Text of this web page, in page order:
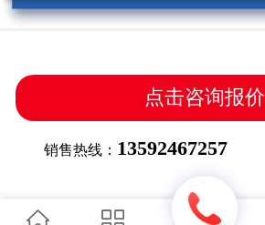
点击咨询报价
销售热线： 13592467257